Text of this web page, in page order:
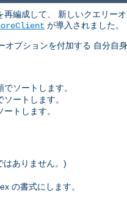
編成して、 新しいクエリー
が導入されました。
プションを付加する 自分
ソートします。
ートします。
トします。
はありません。)
の書式にします。